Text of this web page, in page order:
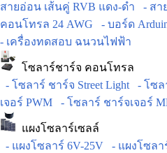
สายอ่อน เส้นคู่ RVB แดง-ดำ
- สา
คอนโทรล 24 AWG
- บอร์ด
- เครื่องทดสอบ ฉนวนไฟฟ้า
โซลาร์ชาร์จ คอนโทรล
- โซลาร์ ชาร์จ Street Light
- โซล
เจอร์ PWM
- โซลาร์ ชาร์จเจอร์
แผงโซลาร์เซลล์
- แผงโซลาร์ 6V-25V
- แผงโซลา